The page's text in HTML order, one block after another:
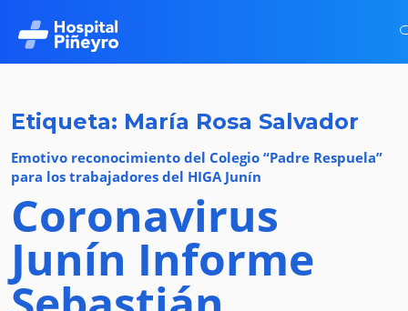
Etiqueta: María Rosa Salvador
Emotivo reconocimiento del Colegio “Padre Respuela”
para los trabajadores del HIGA Junín
Coronavirus
Junín Informe